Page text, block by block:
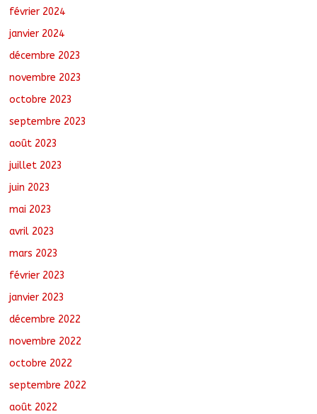
février 2024
janvier 2024
décembre 2023
novembre 2023
octobre 2023
septembre 2023
août 2023
juillet 2023
juin 2023
mai 2023
avril 2023
mars 2023
février 2023
janvier 2023
décembre 2022
novembre 2022
octobre 2022
septembre 2022
août 2022